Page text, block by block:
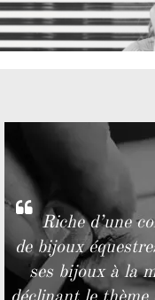
Riche d’une
de bijoux
ses bijoux à la